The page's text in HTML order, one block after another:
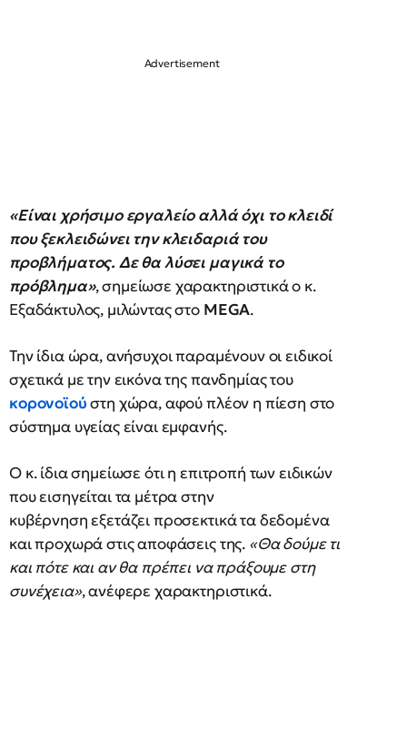
«Είναι χρήσιμο εργαλείο αλλά όχι το κλειδί
που ξεκλειδώνει την κλειδαριά του
προβλήματος. Δε θα λύσει μαγικά το
πρόβλημα», σημείωσε χαρακτηριστικά ο κ.
Εξαδάκτυλος, μιλώντας στο MEGA.
Την ίδια ώρα, ανήσυχοι παραμένουν οι ειδικοί
σχετικά με την εικόνα της πανδημίας του
κορονοϊούστη χώρα, αφού πλέον η πίεση στο
σύστημα υγείας είναι εμφανής.
Ο κ. ίδια σημείωσε ότι η επιτροπή των ειδικών
που εισηγείται τα μέτρα στην
κυβέρνηση εξετάζει προσεκτικά τα δεδομένα
και προχωρά στις αποφάσεις της. «Θα δούμε τι
και πότε και αν θα πρέπει να πράξουμε στη
συνέχεια», ανέφερε χαρακτηριστικά.